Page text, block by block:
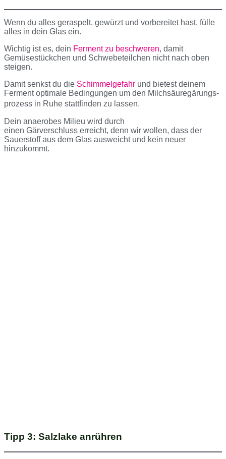
Wenn du alles geraspelt, gewürzt und vorbereitet hast, fülle
alles in dein Glas ein.
Wichtig ist es, dein Ferment zu beschweren, damit
Gemüsestückchen und Schwebeteilchen nicht nach oben
steigen.
Damit senkst du die Schimmelgefahr und bietest deinem
Ferment optimale Bedingungen um den Milchsäuregärungs-
prozess in Ruhe stattfinden zu lassen.
Dein anaerobes Milieu wird durch
einen Gärverschluss erreicht, denn wir wollen, dass der
Sauerstoff aus dem Glas ausweicht und kein neuer
hinzukommt.
Tipp 3: Salzlake anrühren